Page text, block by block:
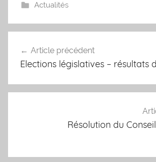
Actualités
de
Article précédent
Elections législatives – résultats
Résolution du